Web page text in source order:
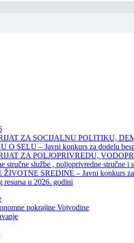
ZA SOCIJALNU POLITIKU,
SELU – Javni konkurs za dodelu
ZA POLJOPRIVREDU,
stručne službe , poljoprivredne stručne i
SREDINE – Javni konkurs za
resursa u 2026. godini
pokrajine Vojvodine